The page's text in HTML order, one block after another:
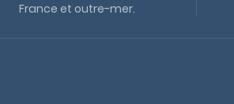
France et outre-mer.